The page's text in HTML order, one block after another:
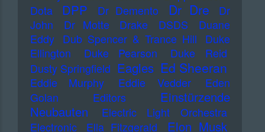
Dota
DPP Dr Demento Dr Dre
Dr
John
Dr Motte Drake DSDS
Duane
Eddy
Dub Spencer & Trance Hill
Duke
Ellington
Duke Pearson
Duke Reid
Dusty Springfield Eagles Ed Sheeran
Eddie Murphy Eddie Vedder
Eden
Golan
Editors
Einstürzende
Neubauten
Electric Light Orchestra
Electronic
Ella Fitzgerald Elon Musk